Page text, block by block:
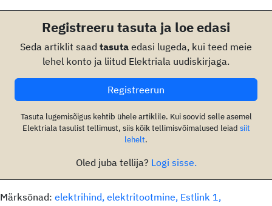
Registreeru tasuta ja loe edasi
Seda artiklit saad tasuta edasi lugeda, kui teed meie
lehel konto ja liitud Elektriala uudiskirjaga.
Registreerun
Tasuta lugemisõigus kehtib ühele artiklile. Kui soovid selle asemel
Elektriala tasulist tellimust, siis kõik tellimisvõimalused leiad siit
lehelt.
Oled juba tellija? Logi sisse.
Märksõnad: elektrihind elektritootmine Estlink 1